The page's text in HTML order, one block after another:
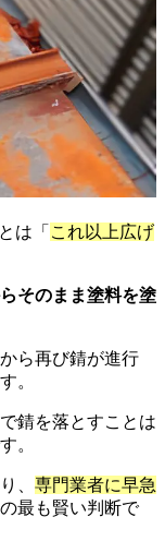
は「 これ以上広げ
そのまま塗料を塗
ら再び錆が進行
。
錆を落とすことは
。
、 専門業者に早急
最も賢い判断で